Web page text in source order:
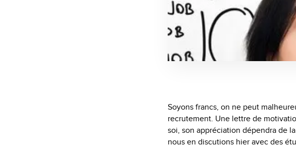
Soyons francs, on ne peut
recrutement. Une lettre de
soi, son appréciation dépendra de
nous en discutions hier avec des